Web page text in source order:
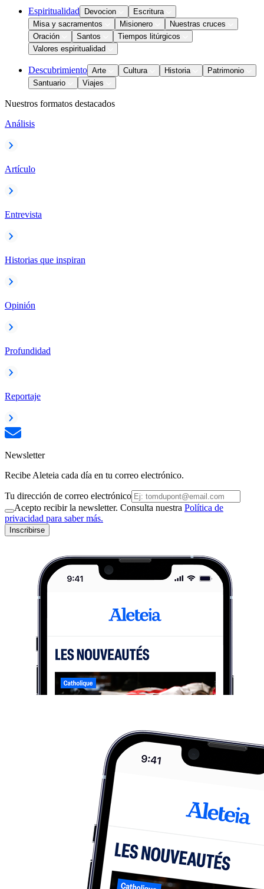
Espiritualidad Devocion
Escritura
Misa y sacramentos
Misionero
Nuestras cruces
Oración
Santos
Tiempos litúrgicos
Valores espiritualidad
Descubrimiento Arte Cultura Historia
Patrimonio
Santuario
Viajes
Nuestros formatos destacados
Análisis
Artículo
Entrevista
Historias que inspiran
Opinión
Profundidad
Reportaje
Newsletter
Recibe Aleteia cada día en tu correo electrónico.
Tu dirección de correo electrónico
Acepto recibir la newsletter. Consulta nuestra Política de
privacidad para saber más.
Inscribirse